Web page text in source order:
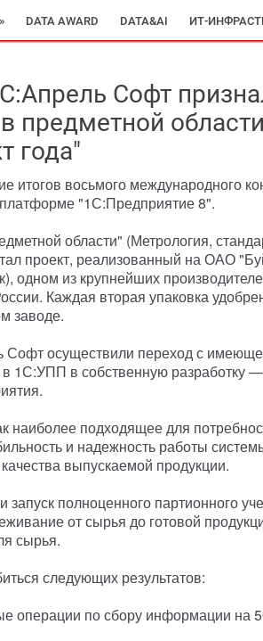
DATA AWARD DATA&AI ИТ-
Софт
предметной
года"
итогов восьмого международного
"1С:Предприятие 8".
области" (Метрология,
проект, реализованный на ОАО
одном из крупнейших
Каждая вторая упаковка
заводе.
осуществили переход с
в 1С:УПП в собственную разработку
подходящее для
и надежность работы
выпускаемой продукции.
полноценного партионного
от сырья до готовой
сырья.
следующих результатов:
операции по сбору информации на